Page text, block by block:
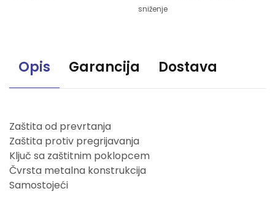
sniženje
Opis Garancija Dostava
Zaštita od prevrtanja
Zaštita protiv pregrijavanja
Ključ sa zaštitnim poklopcem
Čvrsta metalna konstrukcija
Samostojeći